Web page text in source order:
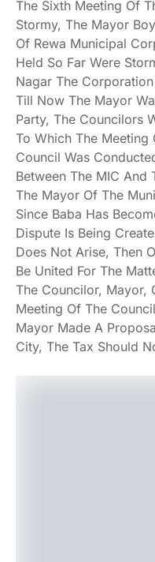
The Sixth Meeting Of
Stormy, The Mayor
Of Rewa Municipal
Held So Far Were
Nagar The
Till Now The Mayor
Party, The Councilors
To Which The Meeting
Council Was
Between The MIC And
The Mayor Of The
Since Baba Has
Dispute Is Being
Does Not Arise, Then
Be United For The
The Councilor, Mayor,
Meeting Of The
Mayor Made A
City, The Tax Should